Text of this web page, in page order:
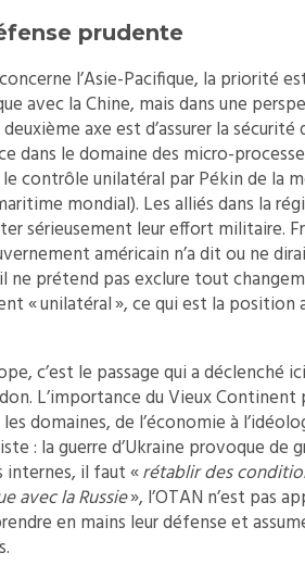
prudente
l’Asie-Pacifique, la priorité
avec la Chine, mais dans une
axe est d’assurer la
dans le domaine des micro-
contrôle unilatéral par Pékin de la
mondial). Les alliés dans la
sérieusement leur effort militaire.
américain n’a dit ou ne
ne prétend pas exclure tout
« unilatéral », ce qui est la
c’est le passage qui a
L’importance du Vieux
domaines, de l’économie à
: la guerre d’Ukraine provoque
internes, il faut «rétablir des
avec la Russie», l’OTAN n’est pas
en mains leur défense et